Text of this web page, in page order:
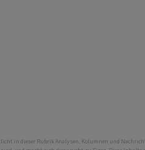
in dieser Rubrik Analysen, Kolumnen und